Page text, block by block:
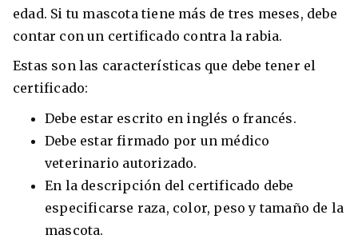
edad. Si tu mascota tiene más de tres meses, debe
contar con un certificado contra la rabia.
Estas son las características que debe tener el
certificado:
Debe estar escrito en inglés o francés.
Debe estar firmado por un médico
veterinario autorizado.
En la descripción del certificado debe
especificarse raza, color, peso y tamaño de la
mascota.